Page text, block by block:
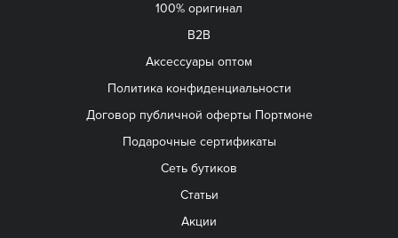
100% оригинал
B2B
Aксессуары оптом
Политика конфиденциальности
Договор публичной оферты Портмоне
Подарочные сертификаты
Сеть бутиков
Статьи
Акции